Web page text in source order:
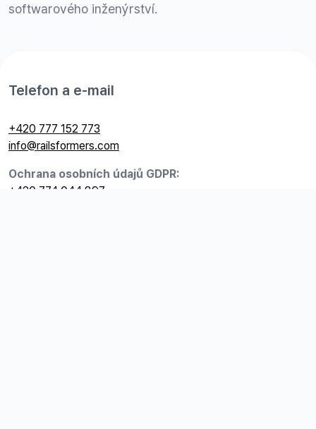
softwarového inženýrství.
Telefon a e-mail
+420 777 152 773
info@railsformers.com
Ochrana osobních údajů GDPR:
+420 774 044 897